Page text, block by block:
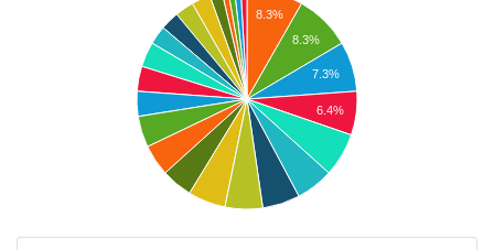
8.3%
8.3%
7.3%
6.4%